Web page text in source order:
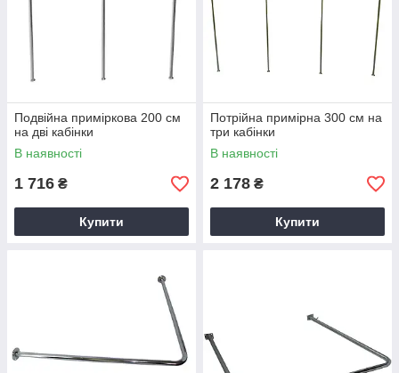
Подвійна приміркова 200 см
на дві кабінки
В наявності
1 716 ₴
Купити
Потрійна примірна 300 см на
три кабінки
В наявності
2 178 ₴
Купити